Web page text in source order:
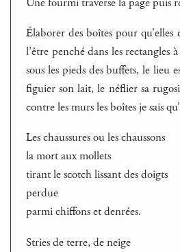
Élaborer des boîtes pour
l’être penché dans les rectangles
sous les pieds des buffets, le lieu
figuier son lait, le néflier sa
contre les murs les boîtes je sais
Les chaussures ou les chaussons
la mort aux mollets
tirant le scotch lissant des doigts
perdue
parmi chiffons et denrées.
Stries de terre, de neige